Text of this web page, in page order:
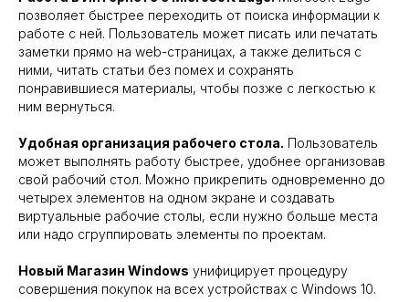
позволяет быстрее переходить от поиска информации к
работе с ней. Пользователь может писать или печатать
заметки прямо на web-страницах, а также делиться с
ними, читать статьи без помех и сохранять
понравившиеся материалы, чтобы позже с легкостью к
ним вернуться.
Удобная организация рабочего стола. Пользователь
может выполнять работу быстрее, удобнее организовав
свой рабочий стол. Можно прикрепить одновременно до
четырех элементов на одном экране и создавать
виртуальные рабочие столы, если нужно больше места
или надо сгруппировать элементы по проектам.
Новый Магазин Windows унифицирует процедуру
совершения покупок на всех устройствах с Windows 10.